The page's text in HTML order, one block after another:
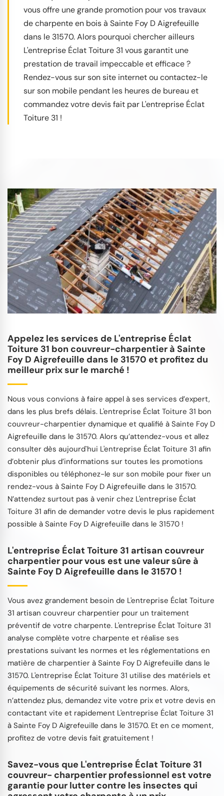
vous offre une grande promotion pour vos travaux
de charpente en bois à Sainte Foy D Aigrefeuille
dans le 31570. Alors pourquoi chercher ailleurs
L'entreprise Éclat Toiture 31 vous garantit une
prestation de travail impeccable et efficace ?
Rendez-vous sur son site internet ou contactez-le
sur son mobile pendant les heures de bureau et
commandez votre devis fait par L'entreprise Éclat
Toiture 31 !
Appelez les services de L'entreprise Éclat
Toiture 31 bon couvreur-charpentier à Sainte
Foy D Aigrefeuille dans le 31570 et profitez du
meilleur prix sur le marché !
Nous vous convions à faire appel à ses services d’expert,
dans les plus brefs délais. L'entreprise Éclat Toiture 31 bon
couvreur-charpentier dynamique et qualifié à Sainte Foy D
Aigrefeuille dans le 31570. Alors qu’attendez-vous et allez
consulter dès aujourd`hui L'entreprise Éclat Toiture 31 afin
d’obtenir plus d’informations sur toutes les promotions
disponibles ou téléphonez-le sur son mobile pour fixer un
rendez-vous à Sainte Foy D Aigrefeuille dans le 31570.
N’attendez surtout pas à venir chez L'entreprise Éclat
Toiture 31 afin de demander votre devis le plus rapidement
possible à Sainte Foy D Aigrefeuille dans le 31570 !
L'entreprise Éclat Toiture 31 artisan couvreur
charpentier pour vous est une valeur sûre à
Sainte Foy D Aigrefeuille dans le 31570 !
Vous avez grandement besoin de L'entreprise Éclat Toiture
31 artisan couvreur charpentier pour un traitement
préventif de votre charpente. L'entreprise Éclat Toiture 31
analyse complète votre charpente et réalise ses
prestations suivant les normes et les réglementations en
matière de charpentier à Sainte Foy D Aigrefeuille dans le
31570. L'entreprise Éclat Toiture 31 utilise des matériels et
équipements de sécurité suivant les normes. Alors,
n’attendez plus, demandez vite votre prix et votre devis en
contactant vite et rapidement L'entreprise Éclat Toiture 31
à Sainte Foy D Aigrefeuille dans le 31570. Et en ce moment,
profitez de votre devis fait gratuitement !
Savez-vous que L'entreprise Éclat Toiture 31
couvreur- charpentier professionnel est votre
garantie pour lutter contre les insectes qui